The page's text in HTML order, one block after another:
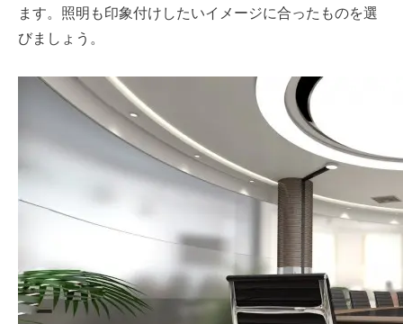
ます。照明も印象付けしたいイメージに合ったものを選
びましょう。